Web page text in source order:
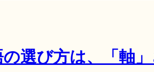
選び方は、「軸